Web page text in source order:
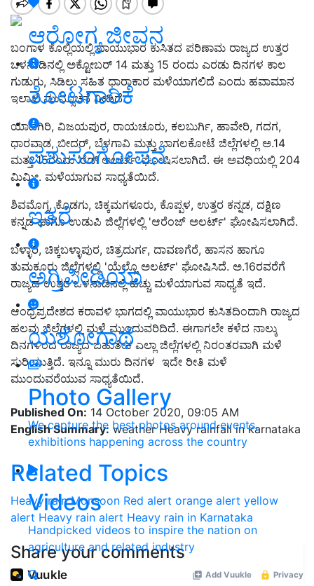
ಆರೋಗ್ಯ ಜೀವನ
ತೋಟಗಾರಿಕೆ
ಪಶುಸಂಗೋಪನೆ
ಇತರೆ
ಅಗ್ರಿಪೀಡಿಯಾ
ಯಶೋಗಾಥೆ
Photo Gallery
We capture the best photos around events,
exhibitions happening across the country
Videos
Handpicked videos to inspire the nation on
agriculture and related industry
ಬಂಗಾಳ ಕೊಲ್ಲಿಯಲ್ಲಿ ವಾಯುಭಾರ ಕುಸಿತದ ಪರಿಣಾಮ ರಾಜ್ಯದ ಉತ್ತರ
ಒಳನಾಡಿನಲ್ಲಿ ಅಕ್ಟೋಬರ್ 14 ಮತ್ತು 15 ರಂದು ಎರಡು ದಿನಗಳ ಕಾಲ
ಗುಡುಗು, ಸಿಡಿಲು ಸಹಿತ ಧಾರಾಕಾರ ಮಳೆಯಾಗಲಿದೆ ಎಂದು ಹವಾಮಾನ
ಇಲಾಖೆ ಮುನ್ಸೂಚನೆ ನೀಡಿದೆ.
ಯಾದಗಿರಿ, ವಿಜಯಪುರ, ರಾಯಚೂರು, ಕಲಬುರ್ಗಿ, ಹಾವೇರಿ, ಗದಗ,
ಧಾರವಾಡ, ಬೀದರ್, ಬೆಳಗಾವಿ ಮತ್ತು ಬಾಗಲಕೋಟೆ ಜಿಲ್ಲೆಗಳಲ್ಲಿ ಅ.14
ಮತ್ತು 15ರಂದು ‘ರೆಡ್ ಅಲರ್ಟ್’ ಘೋಷಿಸಲಾಗಿದೆ. ಈ ಅವಧಿಯಲ್ಲಿ 204
ಮಿಮೀ. ಮಳೆಯಾಗುವ ಸಾಧ್ಯತೆಯಿದೆ.
ಶಿವಮೊಗ್ಗ, ಕೊಡಗು, ಚಿಕ್ಕಮಗಳೂರು, ಕೊಪ್ಪಳ, ಉತ್ತರ ಕನ್ನಡ, ದಕ್ಷಿಣ
ಕನ್ನಡ ಹಾಗೂ ಉಡುಪಿ ಜಿಲ್ಲೆಗಳಲ್ಲಿ 'ಆರೆಂಜ್ ಅಲರ್ಟ್' ಘೋಷಿಸಲಾಗಿದೆ.
ಬಳ್ಳಾರಿ, ಚಿಕ್ಕಬಳ್ಳಾಪುರ, ಚಿತ್ರದುರ್ಗ, ದಾವಣಗೆರೆ, ಹಾಸನ ಹಾಗೂ
ತುಮಕೂರು ಜಿಲ್ಲೆಗಳಲ್ಲಿ 'ಯೆಲ್ಲೊ ಅಲರ್ಟ್' ಘೋಷಿಸಿದೆ. ಅ.16ರವರೆಗೆ
ರಾಜ್ಯದ ಉತ್ತರ ಒಳನಾಡಿನಲ್ಲಿ ಹೆಚ್ಚು ಮಳೆಯಾಗುವ ಸಾಧ್ಯತೆ ಇದೆ.
ಆಂಧ್ರಪ್ರದೇಶದ ಕರಾವಳಿ ಭಾಗದಲ್ಲಿ ವಾಯುಭಾರ ಕುಸಿತದಿಂದಾಗಿ ರಾಜ್ಯದ
ಹಲವು ಜಿಲ್ಲೆಗಳಲ್ಲಿ ಮಳೆ ಮುಂದುವರಿದಿದೆ. ಈಗಾಗಲೇ ಕಳೆದ ನಾಲ್ಕು
ದಿನಗಳಿಂದ ರಾಜ್ಯದ ಬಹುತೇಕ ಎಲ್ಲಾ ಜಿಲ್ಲೆಗಳಲ್ಲಿ ನಿರಂತರವಾಗಿ ಮಳೆ
ಸುರಿಯುತ್ತಿದೆ. ಇನ್ನೂ ಮುರು ದಿನಗಳ ಇದೇ ರೀತಿ ಮಳೆ
ಮುಂದುವರೆಯುವ ಸಾಧ್ಯತೆಯಿದೆ.
Published On: 14 October 2020, 09:05 AM
English Summary: weather Heavy rainfall in karnataka
Related Topics
Heavy rain Monsoon Red alert orange alert yellow
alert Heavy rain alert Heavy rain in Karnataka
Share your comments